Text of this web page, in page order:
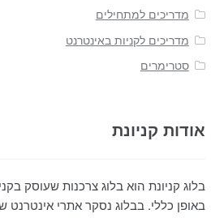
מדריכים למתחילים
מדריכים לקניות באינטרנט
סטרימרים
אודות קניונת
בלוג קניונת הוא בלוג צרכנות שעוסק
באופן כללי. בבלוג נסקר אתרי אינטרנט